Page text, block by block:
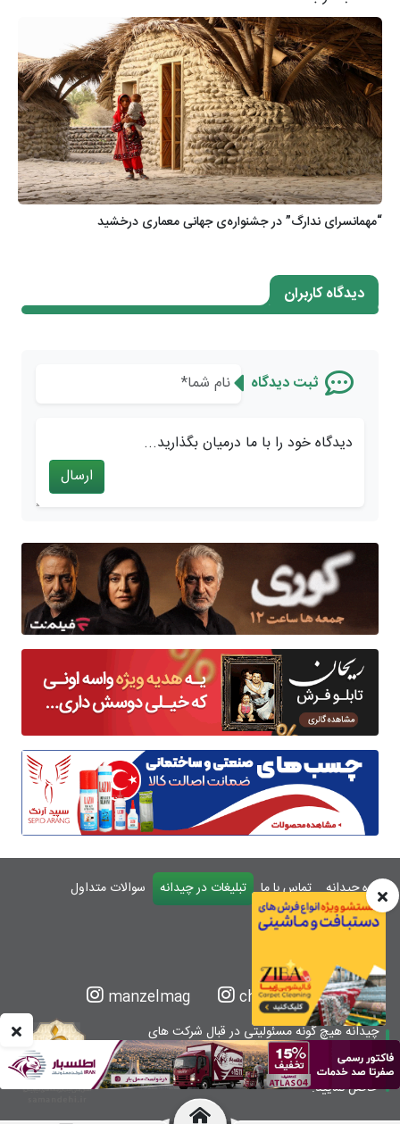
درباره چیدانه تماس با ما تبلیغات در چیدانه
سوالات متداول
ورود
chidaneh
manzelmag
چیدانه هیچ گونه مسئولیتی در قبال شرکت های
معرفی شده ندارد.
قبل از اقدام به خرید کالا یا خدمات اطمینان کافی را
حاصل نمایید.